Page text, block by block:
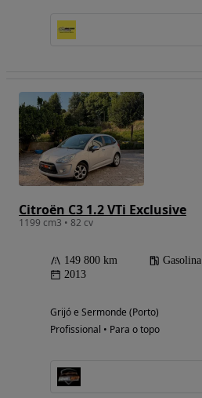
Citroën C3 1.2 VTi Exclusive
1199 cm3 • 82 cv
149 800 km Gasolina
2013
Grijó e Sermonde (Porto)
Profissional • Para o topo